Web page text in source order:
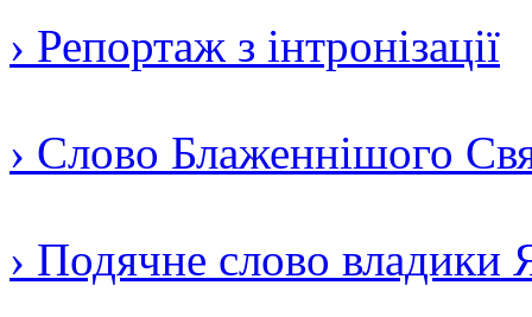
› Репортаж з інтронізації
› Слово Блаженнішого
› Подячне слово владики